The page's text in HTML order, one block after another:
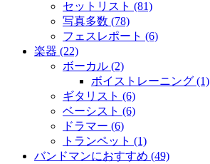
セットリスト (81)
写真多数 (78)
フェスレポート (6)
楽器 (22)
ボーカル (2)
ボイストレーニング (1)
ギタリスト (6)
ベーシスト (6)
ドラマー (6)
トランペット (1)
バンドマンにおすすめ (49)